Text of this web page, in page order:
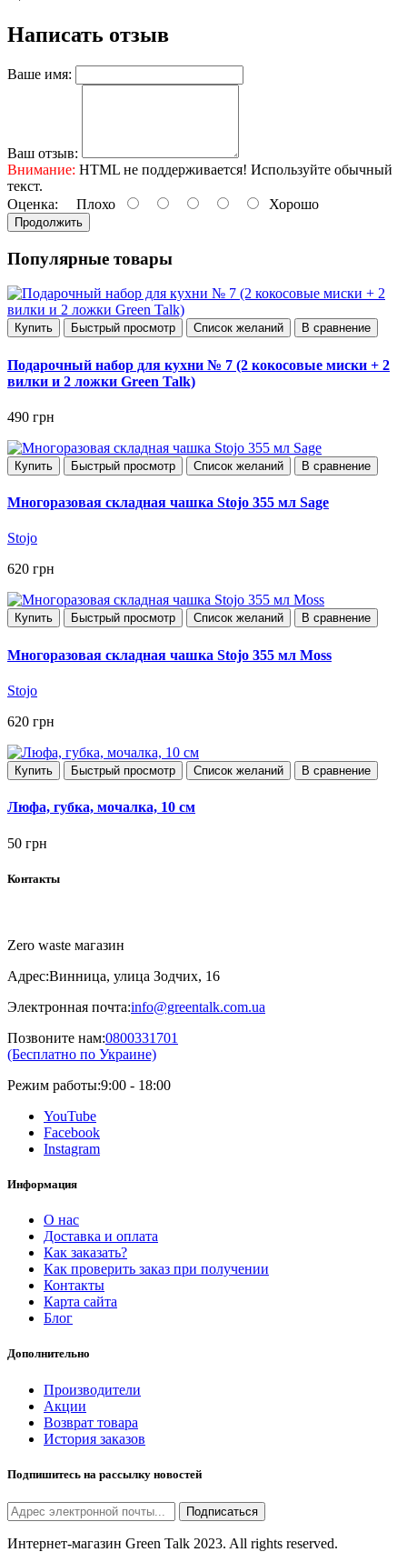
Написать отзыв
Ваше имя:
Ваш отзыв:
Внимание: HTML не поддерживается! Используйте обычный
текст.
Оценка: Плохо Хорошо
Продолжить
Популярные товары
Купить Быстрый просмотр Список желаний В сравнение
Подарочный набор для кухни № 7 (2 кокосовые миски + 2
вилки и 2 ложки Green Talk)
490 грн
Купить Быстрый просмотр Список желаний В сравнение
Многоразовая складная чашка Stojo 355 мл Sage
Stojo
620 грн
Купить Быстрый просмотр Список желаний В сравнение
Многоразовая складная чашка Stojo 355 мл Moss
Stojo
620 грн
Купить Быстрый просмотр Список желаний В сравнение
Люфа, губка, мочалка, 10 см
50 грн
Контакты
Zero waste магазин
Адрес:Винница, улица Зодчих, 16
Электронная почта:info@greentalk.com.ua
Позвоните нам:0800331701
(Бесплатно по Украине)
Режим работы:9:00 - 18:00
YouTube
Facebook
Instagram
Информация
О нас
Доставка и оплата
Как заказать?
Как проверить заказ при получении
Контакты
Карта сайта
Блог
Дополнительно
Производители
Акции
Возврат товара
История заказов
Подпишитесь на рассылку новостей
Подписаться
Интернет-магазин Green Talk 2023. All rights reserved.